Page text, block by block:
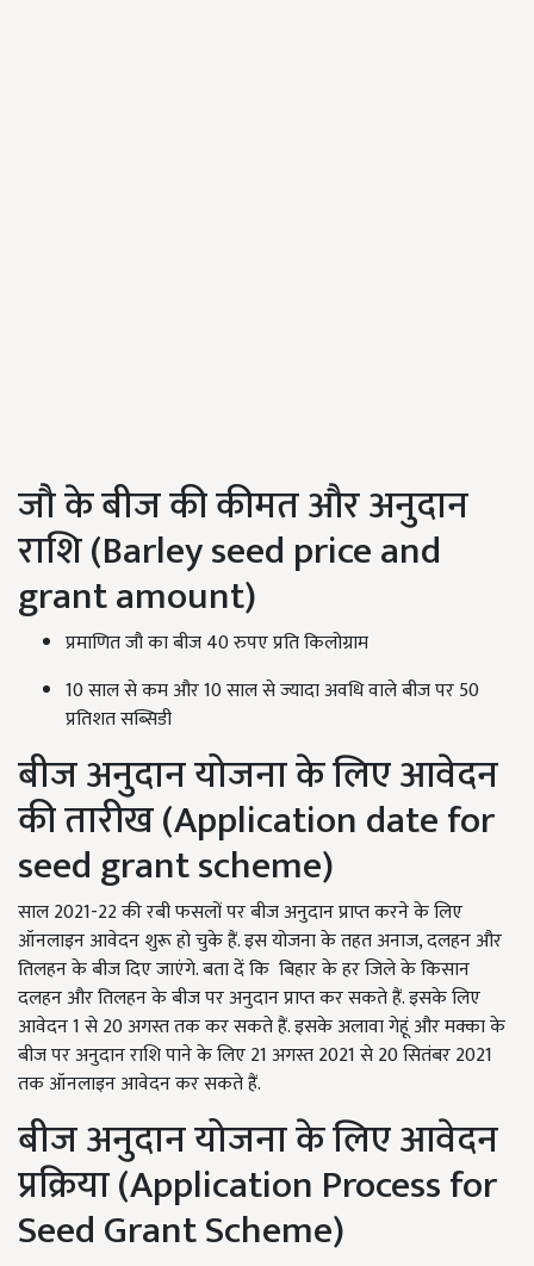
जौ के बीज की कीमत और अनुदान
राशि (Barley seed price and
grant amount)
प्रमाणित जौ का बीज 40 रुपए प्रति किलोग्राम
10 साल से कम और 10 साल से ज्यादा अवधि वाले बीज पर 50
प्रतिशत सब्सिडी
बीज अनुदान योजना के लिए आवेदन
की तारीख (Application date for
seed grant scheme)
साल 2021-22 की रबी फसलों पर बीज अनुदान प्राप्त करने के लिए
ऑनलाइन आवेदन शुरू हो चुके हैं. इस योजना के तहत अनाज, दलहन और
तिलहन के बीज दिए जाएंगे. बता दें कि बिहार के हर जिले के किसान
दलहन और तिलहन के बीज पर अनुदान प्राप्त कर सकते हैं. इसके लिए
आवेदन 1 से 20 अगस्त तक कर सकते हैं. इसके अलावा गेहूं और मक्का के
बीज पर अनुदान राशि पाने के लिए 21 अगस्त 2021 से 20 सितंबर 2021
तक ऑनलाइन आवेदन कर सकते हैं.
बीज अनुदान योजना के लिए आवेदन
प्रक्रिया (Application Process for
Seed Grant Scheme)